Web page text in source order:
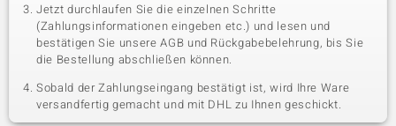
Jetzt durchlaufen Sie die einzelnen Schritte
(Zahlungsinformationen eingeben etc.) und lesen und
bestätigen Sie unsere AGB und Rückgabebelehrung, bis Sie
die Bestellung abschließen können.
Sobald der Zahlungseingang bestätigt ist, wird Ihre Ware
versandfertig gemacht und mit DHL zu Ihnen geschickt.